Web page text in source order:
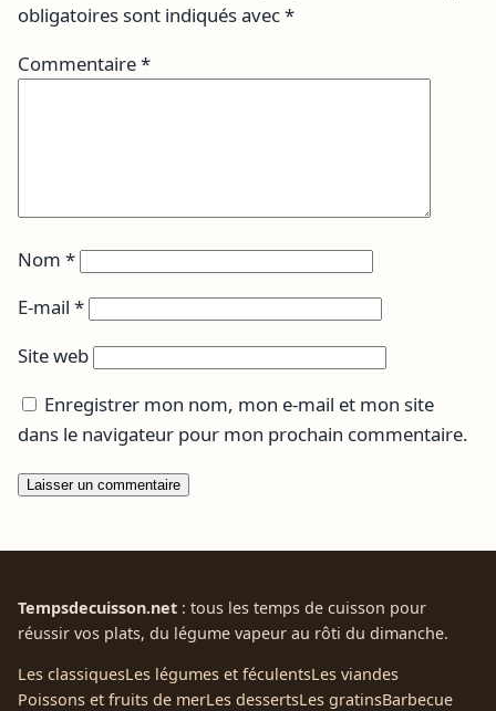
obligatoires sont indiqués avec*
Commentaire*
Nom *
E-mail *
Site web
Enregistrer mon nom, mon e-mail et mon site
dans le navigateur pour mon prochain commentaire.
Tempsdecuisson.net : tous les temps de cuisson pour
réussir vos plats, du légume vapeur au rôti du dimanche.
Les classiquesLes légumes et féculentsLes viandes
Poissons et fruits de merLes dessertsLes gratinsBarbecue